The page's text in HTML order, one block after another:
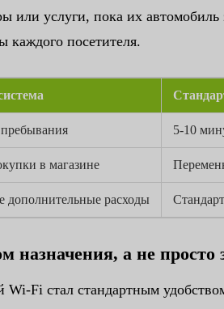
или услуги, пока их
каждого посетителя.
5-10
в магазине
дополнительные расходы
назначения, а не
Wi-Fi стал стандартным